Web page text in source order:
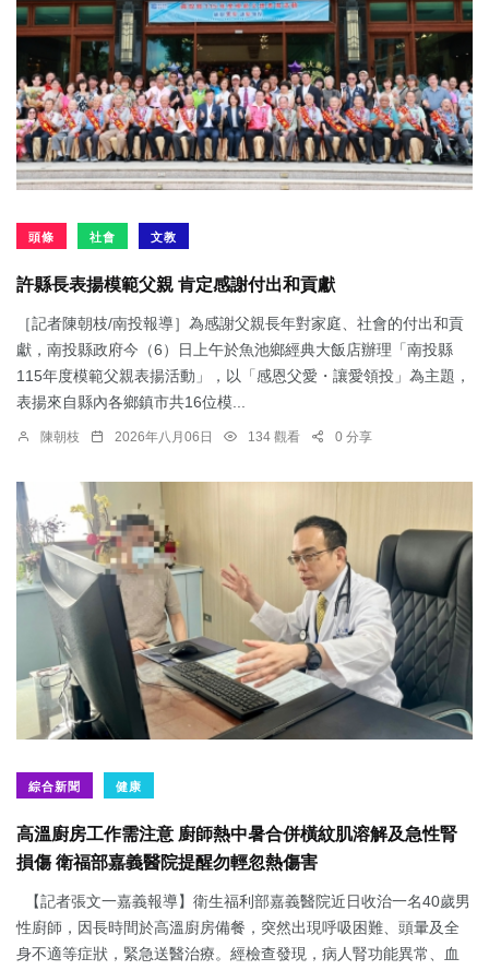
頭條 社會 文教
許縣長表揚模範父親 肯定感謝付出和貢獻
［記者陳朝枝/南投報導］為感謝父親長年對家庭、社會的付出和貢
獻，南投縣政府今（6）日上午於魚池鄉經典大飯店辦理「南投縣
115年度模範父親表揚活動」，以「感恩父愛・讓愛領投」為主題，
表揚來自縣內各鄉鎮市共16位模...
陳朝枝 2026年八月06日 134 觀看 0 分享
綜合新聞 健康
高溫廚房工作需注意 廚師熱中暑合併橫紋肌溶解及急性腎
損傷 衛福部嘉義醫院提醒勿輕忽熱傷害
【記者張文一嘉義報導】衛生福利部嘉義醫院近日收治一名40歲男
性廚師，因長時間於高溫廚房備餐，突然出現呼吸困難、頭暈及全
身不適等症狀，緊急送醫治療。經檢查發現，病人腎功能異常、血